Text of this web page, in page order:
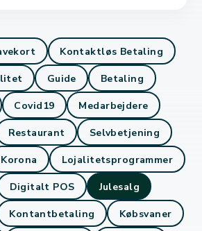
Kontaktløs Betaling
Guide Betaling
Covid19 Medarbejdere
Restaurant Selvbetjening
Korona Lojalitetsprogrammer
Digitalt POS Julesalg
Kontantbetaling Købsvaner